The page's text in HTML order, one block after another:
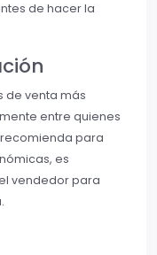
de hacer la
de venta más
entre quienes
para
es
vendedor para